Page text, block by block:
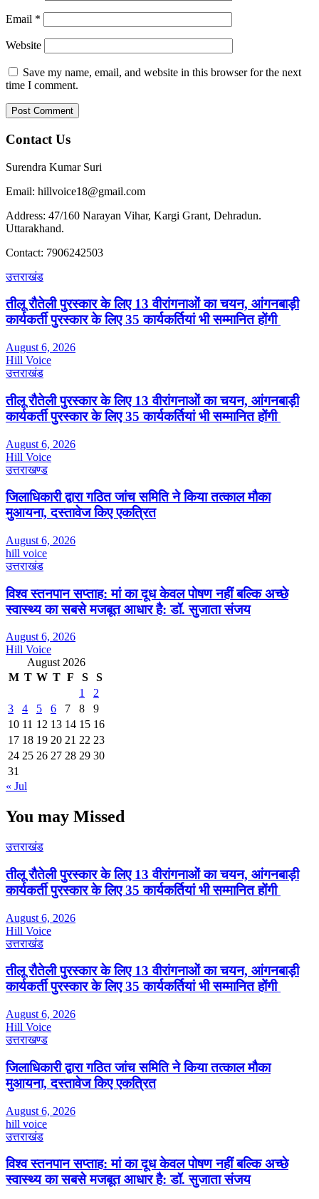
Email *
Website
Save my name, email, and website in this browser for the next
time I comment.
Contact Us
Surendra Kumar Suri
Email: hillvoice18@gmail.com
Address: 47/160 Narayan Vihar, Kargi Grant, Dehradun.
Uttarakhand.
Contact: 7906242503
उत्तराखंड
तीलू रौतेली पुरस्कार के लिए 13 वीरांगनाओं का चयन, आंगनबाड़ी
कार्यकर्ती पुरस्कार के लिए 35 कार्यकर्तियां भी सम्मानित होंगी
August 6, 2026
Hill Voice
उत्तराखंड
तीलू रौतेली पुरस्कार के लिए 13 वीरांगनाओं का चयन, आंगनबाड़ी
कार्यकर्ती पुरस्कार के लिए 35 कार्यकर्तियां भी सम्मानित होंगी
August 6, 2026
Hill Voice
उत्तराखण्ड
जिलाधिकारी द्वारा गठित जांच समिति ने किया तत्काल मौका
मुआयना, दस्तावेज किए एकत्रित
August 6, 2026
hill voice
उत्तराखंड
विश्व स्तनपान सप्ताह: मां का दूध केवल पोषण नहीं बल्कि अच्छे
स्वास्थ्य का सबसे मजबूत आधार है: डॉ. सुजाता संजय
August 6, 2026
Hill Voice
August 2026
M T W T F S
S
1
2
3
4 5 6 7 8
9
10 11 12 13 14 15 16
17 18 19 20 21 22 23
24 25 26 27 28 29 30
31
« Jul
You may Missed
उत्तराखंड
तीलू रौतेली पुरस्कार के लिए 13 वीरांगनाओं का चयन, आंगनबाड़ी
कार्यकर्ती पुरस्कार के लिए 35 कार्यकर्तियां भी सम्मानित होंगी
August 6, 2026
Hill Voice
उत्तराखंड
तीलू रौतेली पुरस्कार के लिए 13 वीरांगनाओं का चयन, आंगनबाड़ी
कार्यकर्ती पुरस्कार के लिए 35 कार्यकर्तियां भी सम्मानित होंगी
August 6, 2026
Hill Voice
उत्तराखण्ड
जिलाधिकारी द्वारा गठित जांच समिति ने किया तत्काल मौका
मुआयना, दस्तावेज किए एकत्रित
August 6, 2026
hill voice
उत्तराखंड
विश्व स्तनपान सप्ताह: मां का दूध केवल पोषण नहीं बल्कि अच्छे
स्वास्थ्य का सबसे मजबूत आधार है: डॉ. सुजाता संजय